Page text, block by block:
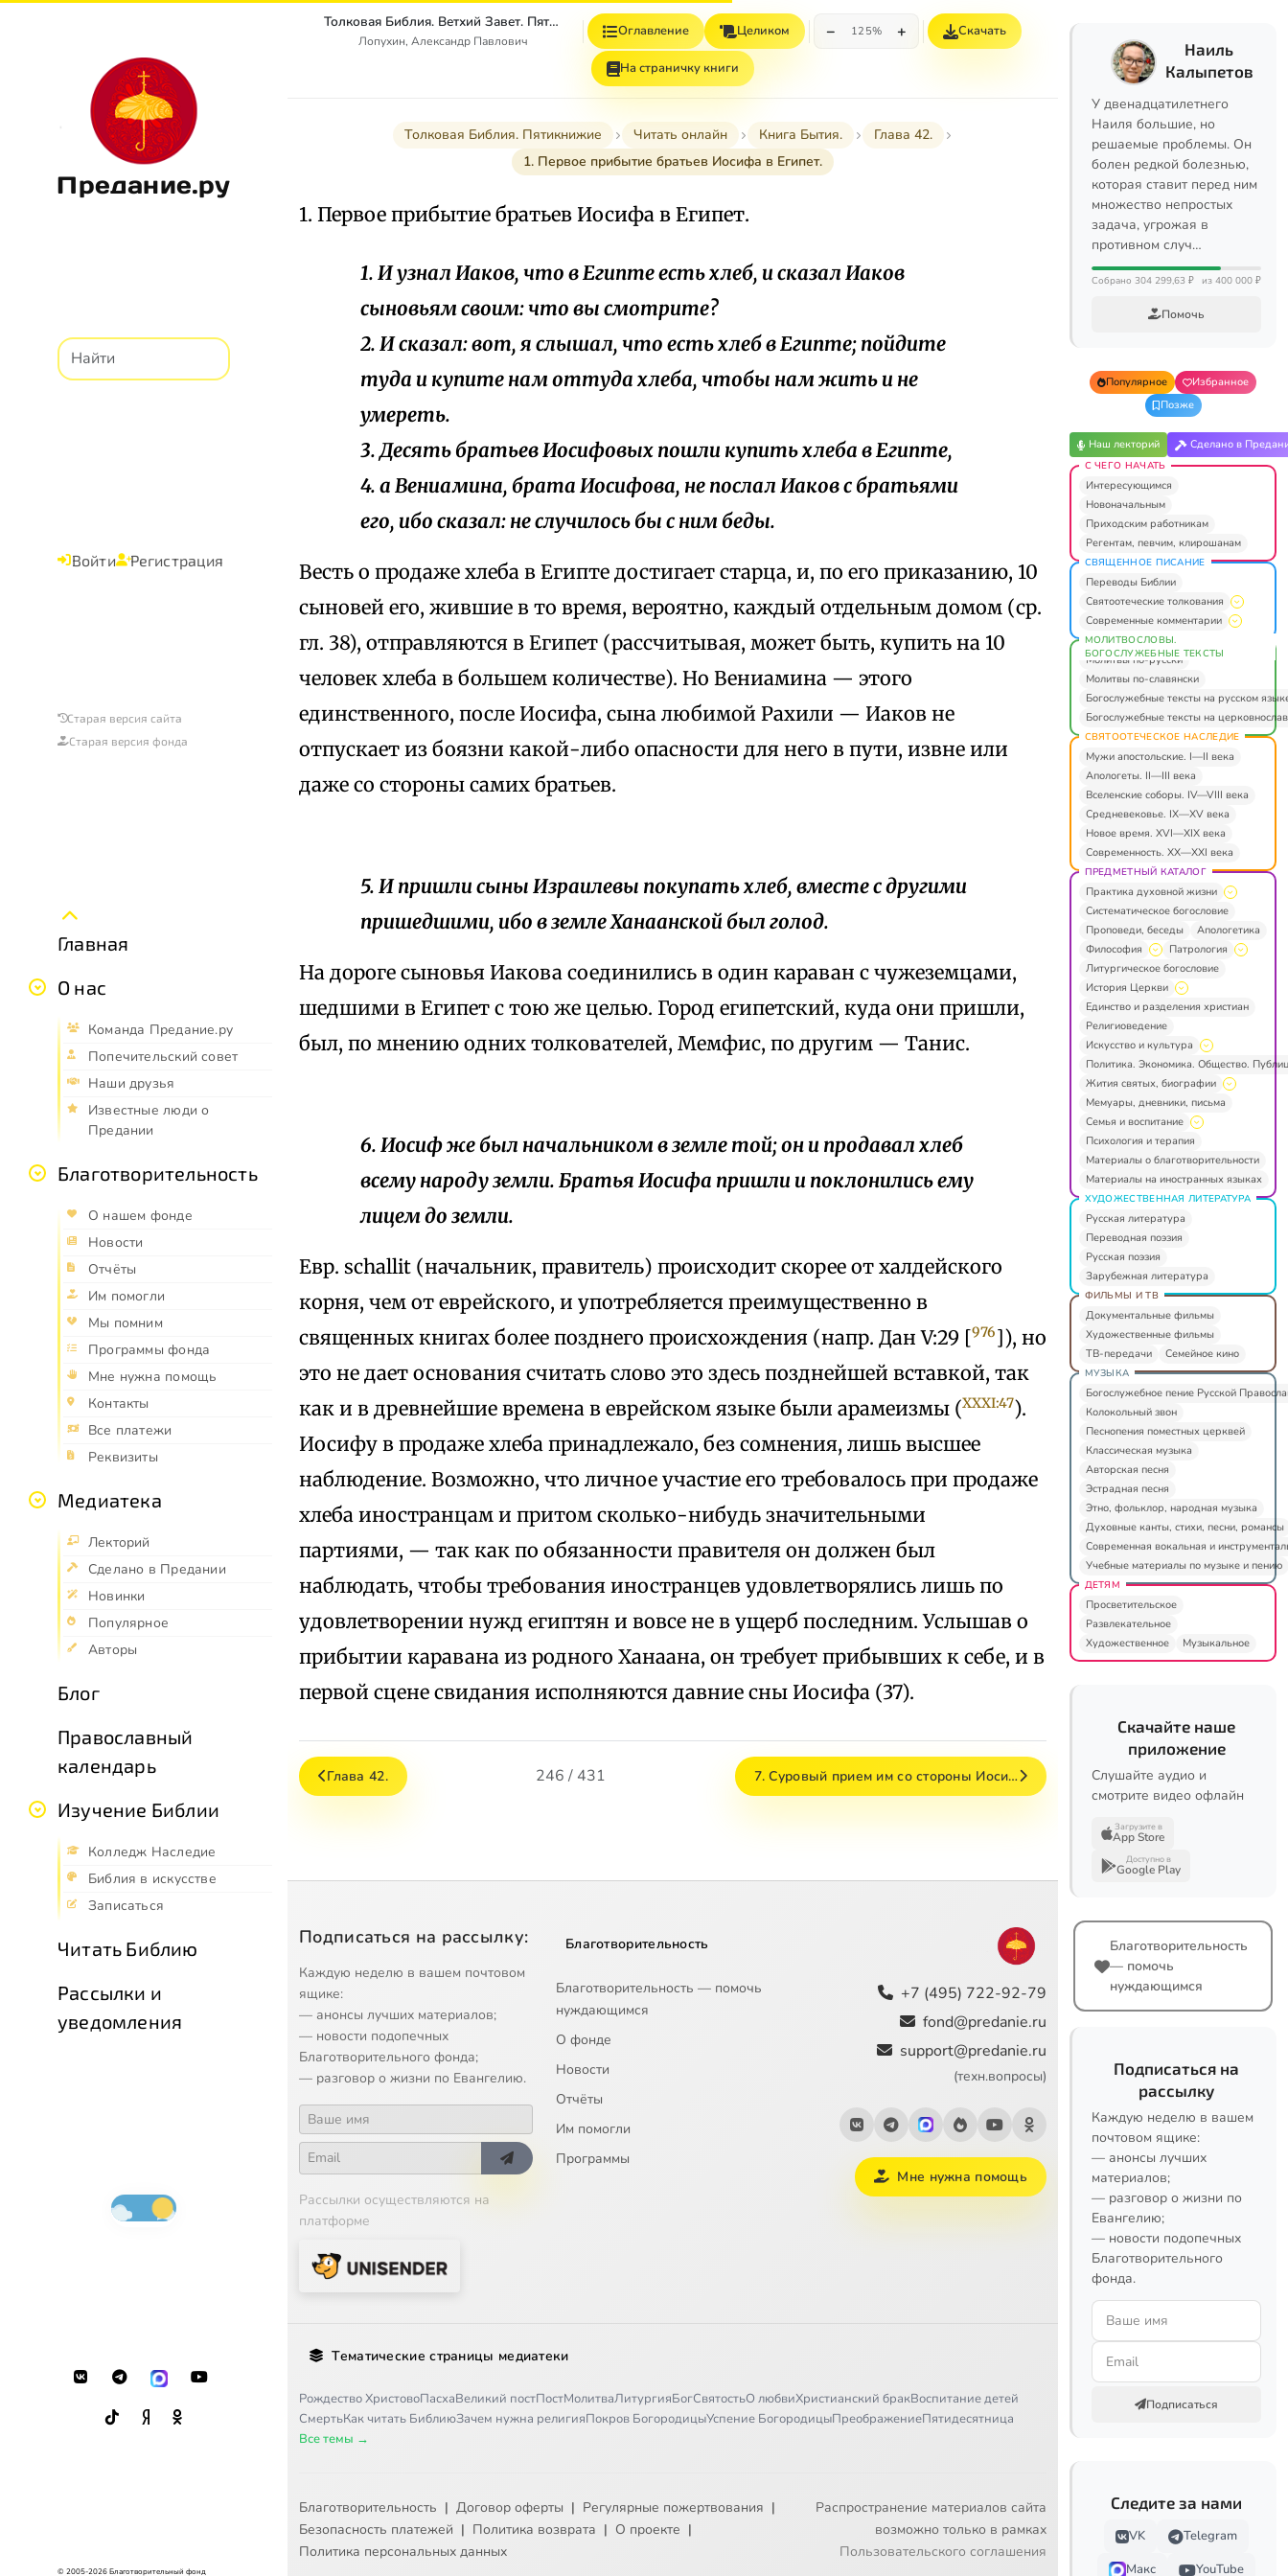
Предание.ру
Войти Регистрация
Старая версия сайта
Старая версия фонда
Главная
О нас
Команда Предание.ру
Попечительский совет
Наши друзья
Известные люди о
Предании
Благотворительность
О нашем фонде
Новости
Отчёты
Им помогли
Мы помним
Программы фонда
Мне нужна помощь
Контакты
Все платежи
Реквизиты
Медиатека
Лекторий
Сделано в Предании
Новинки
Популярное
Авторы
Блог
Православный
календарь
Изучение Библии
Колледж Наследие
Библия в искусстве
Записаться
Читать Библию
Рассылки и
уведомления
© 2005-2026 Благотворительный фонд
Толковая Библия. Ветхий Завет. Пятикнижие.
Лопухин, Александр Павлович
Оглавление Целиком − 125% + Скачать
На страничку книги
Толковая Библия. Пятикнижие Читать онлайн Книга Бытия.
Глава 42.
1. Первое прибытие братьев Иосифа в Египет.
1. Первое прибытие братьев Иосифа в Египет.
1. И узнал Иаков, что в Египте есть хлеб, и сказал Иаков
сыновьям своим: что вы смотрите?
2. И сказал: вот, я слышал, что есть хлеб в Египте; пойдите
туда и купите нам оттуда хлеба, чтобы нам жить и не
умереть.
3. Десять братьев Иосифовых пошли купить хлеба в Египте,
4. а Вениамина, брата Иосифова, не послал Иаков с братьями
его, ибо сказал: не случилось бы с ним беды.
Весть о продаже хлеба в Египте достигает старца, и, по его приказанию, 10
сыновей его, жившие в то время, вероятно, каждый отдельным домом (ср.
гл. 38), отправляются в Египет (рассчитывая, может быть, купить на 10
человек хлеба в большем количестве). Но Вениамина — этого
единственного, после Иосифа, сына любимой Рахили — Иаков не
отпускает из боязни какой-либо опасности для него в пути, извне или
даже со стороны самих братьев.
5. И пришли сыны Израилевы покупать хлеб, вместе с другими
пришедшими, ибо в земле Ханаанской был голод.
На дороге сыновья Иакова соединились в один караван с чужеземцами,
шедшими в Египет с тою же целью. Город египетский, куда они пришли,
был, по мнению одних толкователей, Мемфис, по другим — Танис.
6. Иосиф же был начальником в земле той; он и продавал хлеб
всему народу земли. Братья Иосифа пришли и поклонились ему
лицем до земли.
Евр. schallit (начальник, правитель) происходит скорее от халдейского
корня, чем от еврейского, и употребляется преимущественно в
священных книгах более позднего происхождения (напр. Дан V:29 [976]), но
это не дает основания считать слово это здесь позднейшей вставкой, так
как и в древнейшие времена в еврейском языке были арамеизмы (XXXI:47).
Иосифу в продаже хлеба принадлежало, без сомнения, лишь высшее
наблюдение. Возможно, что личное участие его требовалось при продаже
хлеба иностранцам и притом сколько-нибудь значительными
партиями, — так как по обязанности правителя он должен был
наблюдать, чтобы требования иностранцев удовлетворялись лишь по
удовлетворении нужд египтян и вовсе не в ущерб последним. Услышав о
прибытии каравана из родного Ханаана, он требует прибывших к себе, и в
первой сцене свидания исполняются давние сны Иосифа (37).
Глава 42. 246 / 431 7. Суровый прием им со стороны Иоси…
Подписаться на рассылку:
Каждую неделю в вашем почтовом
ящике:
— анонсы лучших материалов;
— новости подопечных
Благотворительного фонда;
— разговор о жизни по Евангелию.
Рассылки осуществляются на
платформе
Благотворительность
Благотворительность — помочь
нуждающимся
О фонде
Новости
Отчёты
Им помогли
Программы
+7 (495) 722-92-79
fond@predanie.ru
support@predanie.ru
(техн.вопросы)
Мне нужна помощь
Тематические страницы медиатеки
Рождество ХристовоПасхаВеликий постПостМолитваЛитургияБогСвятостьО любвиХристианский бракВоспитание детей
СмертьКак читать БиблиюЗачем нужна религияПокров БогородицыУспение БогородицыПреображениеПятидесятница
Все темы →
Благотворительность | Договор оферты | Регулярные пожертвования |
Безопасность платежей | Политика возврата | О проекте |
Политика персональных данных
Распространение материалов сайта
возможно только в рамках
Пользовательского соглашения
Наиль
Калыпетов
У двенадцатилетнего
Наиля большие, но
решаемые проблемы. Он
болен редкой болезнью,
которая ставит перед ним
множество непростых
задача, угрожая в
противном случ…
Собрано 304 299,63 ₽ из 400 000 ₽
Помочь
Популярное
Избранное
Позже
Наш лекторий Сделано в
С ЧЕГО НАЧАТЬ
Интересующимся
Новоначальным
Приходским работникам
Регентам, певчим, клирошанам
СВЯЩЕННОЕ ПИСАНИЕ
Переводы Библии
Святоотеческие толкования
Современные комментарии
МОЛИТВОСЛОВЫ.
БОГОСЛУЖЕБНЫЕ ТЕКСТЫ
Молитвы по-русски
Молитвы по-славянски
Богослужебные тексты на русском
Богослужебные тексты на
СВЯТООТЕЧЕСКОЕ НАСЛЕДИЕ
Мужи апостольские. I—II века
Апологеты. II—III века
Вселенские соборы. IV—VIII века
Средневековье. IX—XV века
Новое время. XVI—XIX века
Современность. XX—XXI века
ПРЕДМЕТНЫЙ КАТАЛОГ
Практика духовной жизни
Систематическое богословие
Проповеди, беседы
Апологетика
Философия
Патрология
Литургическое богословие
История Церкви
Единство и разделения христиан
Религиоведение
Искусство и культура
Политика. Экономика. Общество.
Жития святых, биографии
Мемуары, дневники, письма
Семья и воспитание
Психология и терапия
Материалы о благотворительности
Материалы на иностранных языках
ХУДОЖЕСТВЕННАЯ ЛИТЕРАТУРА
Русская литература
Переводная поэзия
Русская поэзия
Зарубежная литература
ФИЛЬМЫ И ТВ
Документальные фильмы
Художественные фильмы
ТВ-передачи
Семейное кино
МУЗЫКА
Богослужебное пение Русской
Колокольный звон
Песнопения поместных церквей
Классическая музыка
Авторская песня
Эстрадная песня
Этно, фольклор, народная музыка
Духовные канты, стихи, песни, романсы
Современная вокальная и
Учебные материалы по музыке и пению
ДЕТЯМ
Просветительское
Развлекательное
Художественное
Музыкальное
Скачайте наше
приложение
Слушайте аудио и
смотрите видео офлайн
Загрузите в
App Store
Доступно в
Google Play
Благотворительность
— помочь
нуждающимся
Подписаться на
рассылку
Каждую неделю в вашем
почтовом ящике:
— анонсы лучших
материалов;
— разговор о жизни по
Евангелию;
— новости подопечных
Благотворительного
фонда.
Подписаться
Следите за нами
VK
Telegram
Макс
YouTube